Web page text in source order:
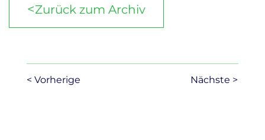
<Zurück zum Archiv
< Vorherige Nächste >